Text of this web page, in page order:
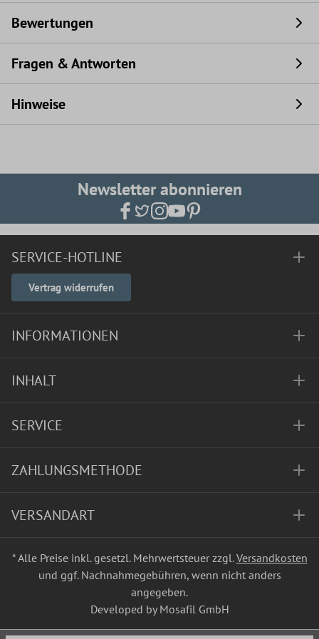
Bewertungen
Fragen & Antworten
Hinweise
Newsletter abonnieren
SERVICE-HOTLINE
Vertrag widerrufen
INFORMATIONEN
INHALT
SERVICE
ZAHLUNGSMETHODE
VERSANDART
* Alle Preise inkl. gesetzl. Mehrwertsteuer zzgl.Versandkosten
und ggf. Nachnahmegebühren, wenn nicht anders
angegeben.
Developed by Mosafil GmbH